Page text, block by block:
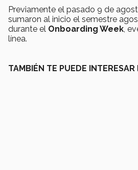
Previamente el pasado 9 de
sumaron al inicio el semestre
durante el Onboarding Week ,
línea.
TAMBIÉN TE PUEDE INTERESAR